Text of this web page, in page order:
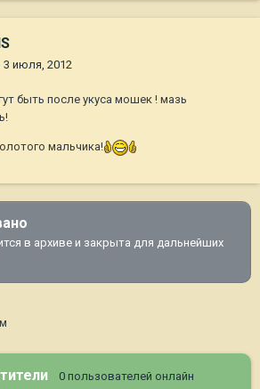
3 июля, 2012
быть после укуса мошек ! мазь
мальчика!
в архиве и закрыта для дальнейших
0 пользователей онлайн